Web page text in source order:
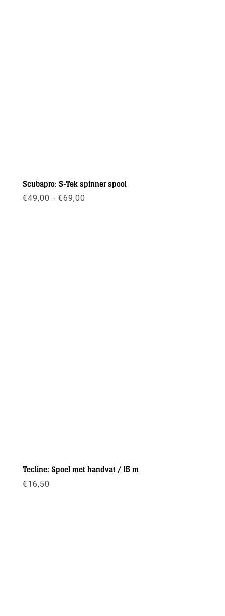
Scubapro: S-Tek spinner spool
€49,00 - €69,00
Tecline: Spoel met handvat / 15 m
€16,50